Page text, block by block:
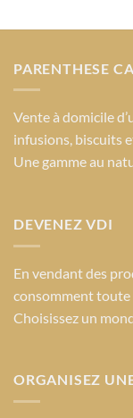
PARENTHESE
Vente à domicile
infusions, biscuits
Une gamme au
DEVENEZ VDI
En vendant des
consomment toute
Choisissez un
ORGANISEZ